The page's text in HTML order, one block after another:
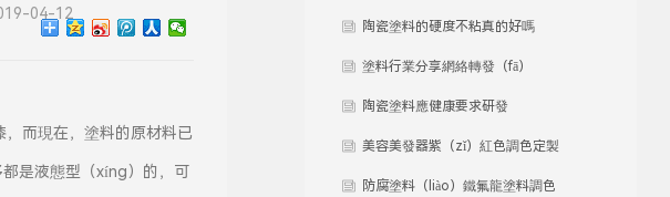
04-12
而現在，塗料的原材料已
是液態型（xíng）的，可
陶瓷塗料的硬度不粘真的好嗎
塗料行業分享網絡轉發（fā）
陶瓷塗料應健康要求研發
美容美發器紫（zǐ）紅色調色定製
防腐塗料（liào）鐵氟龍塗料調色